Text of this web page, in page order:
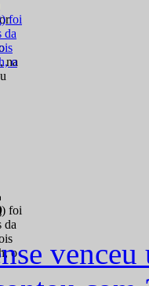
na
foi
da
o